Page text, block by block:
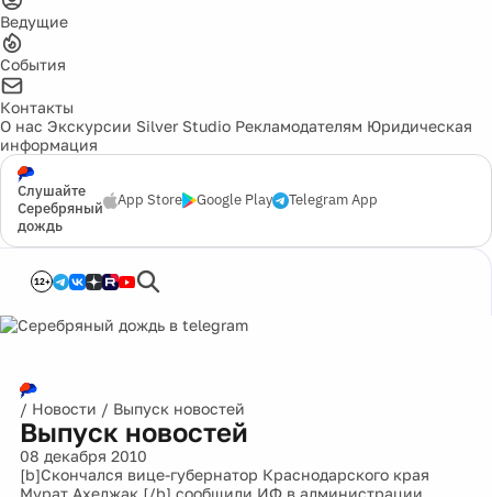
Ведущие
События
Контакты
О нас Экскурсии Silver Studio Рекламодателям Юридическая
информация
Слушайте
Серебряный
дождь
App Store Google Play Telegram App
12+
/ Новости / Выпуск новостей
Выпуск новостей
08 декабря 2010
[b]Скончался вице-губернатор Краснодарского края